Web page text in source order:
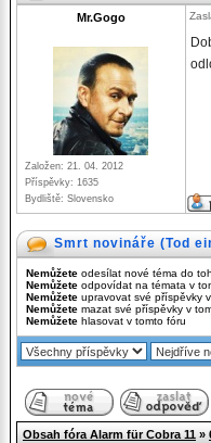
Mr.Gogo
Založen: 21. 04. 2012
Příspěvky: 1635
Bydliště: Slovensko
Smrt novináře (Tod
Nemůžete odesílat nové téma do
Nemůžete odpovídat na témata v
Nemůžete upravovat své příspěvky
Nemůžete mazat své příspěvky v
Nemůžete hlasovat v tomto fóru
Obsah fóra Alarm für Cobra 11 »